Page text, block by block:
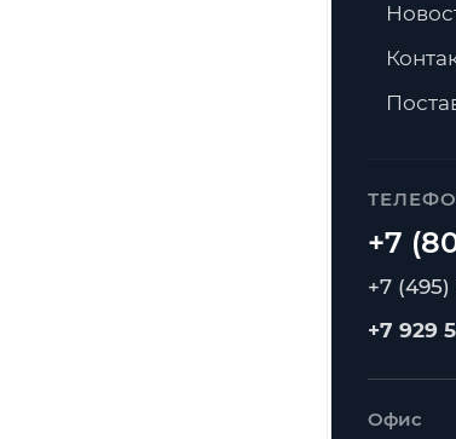
+7 (495)
+7 929
Офис